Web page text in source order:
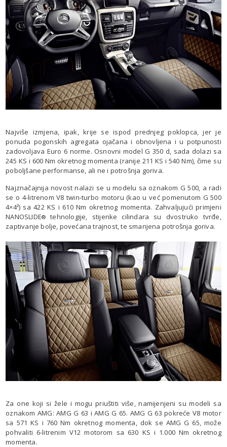
Najviše izmjena, ipak, krije se ispod prednjeg poklopca, jer je
ponuda pogonskih agregata ojačana i obnovljena i u potpunosti
zadovoljava Euro 6 norme. Osnovni model G 350 d, sada dolazi sa
245 KS i 600 Nm okretnog momenta (ranije 211 KS i 540 Nm), čime su
poboljšane performanse, ali ne i potrošnja goriva.
Najznačajnija novost nalazi se u modelu sa oznakom G 500, a radi
se o 4-litrenom V8 twin-turbo motoru (kao u već pomenutom G 500
4×4²) sa 422 KS i 610 Nm okretnog momenta. Zahvaljujući primjeni
NANOSLIDE®tehnologije, stijenke cilindara su dvostruko tvrđe,
zaptivanje bolje, povećana trajnost, te smanjena potrošnja goriva.
Za one koji si žele i mogu priuštiti više, namijenjeni su modeli sa
oznakom AMG: AMG G 63 i AMG G 65. AMG G 63 pokreće V8 motor
sa 571 KS i 760 Nm okretnog momenta, dok se AMG G 65, može
pohvaliti 6-litrenim V12 motorom sa 630 KS i 1.000 Nm okretnog
momenta.